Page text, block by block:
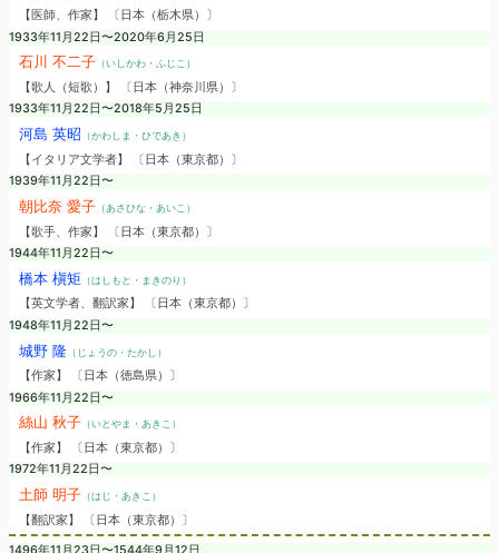
【医師、作家】 〔日本（栃木県）〕
1933年11月22日〜2020年6月25日
石川 不二子（いしかわ・ふじこ）
【歌人（短歌）】 〔日本（神奈川県）〕
1933年11月22日〜2018年5月25日
河島 英昭 （かわしま・ひであき）
【イタリア文学者】 〔日本（東京都）〕
1939年11月22日〜
朝比奈 愛子（あさひな・あいこ）
【歌手、作家】 〔日本（東京都）〕
1944年11月22日〜
橋本 槇矩 （はしもと・まきのり）
【英文学者、翻訳家】 〔日本（東京都）〕
1948年11月22日〜
城野 隆（じょうの・たかし）
【作家】 〔日本（徳島県）〕
1966年11月22日〜
絲山 秋子（いとやま・あきこ）
【作家】 〔日本（東京都）〕
1972年11月22日〜
土師 明子（はじ・あきこ）
【翻訳家】 〔日本（東京都）〕
1496年11月23日〜1544年9月12日